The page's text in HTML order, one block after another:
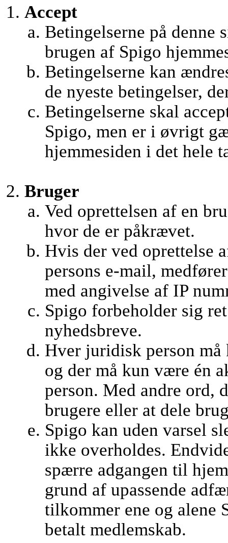
Accept
Betingelserne på denne
brugen af Spigo
Betingelserne kan
de nyeste betingelser,
Betingelserne skal
Spigo, men er i øvrigt
hjemmesiden i det hele
Bruger
Ved oprettelsen af en
hvor de er påkrævet.
Hvis der ved oprettelse
persons e-mail,
med angivelse af IP
Spigo forbeholder sig
nyhedsbreve.
Hver juridisk person må
og der må kun være én
person. Med andre ord,
brugere eller at dele
Spigo kan uden varsel
ikke overholdes.
spærre adgangen til
grund af upassende
tilkommer ene og alene
betalt medlemskab.